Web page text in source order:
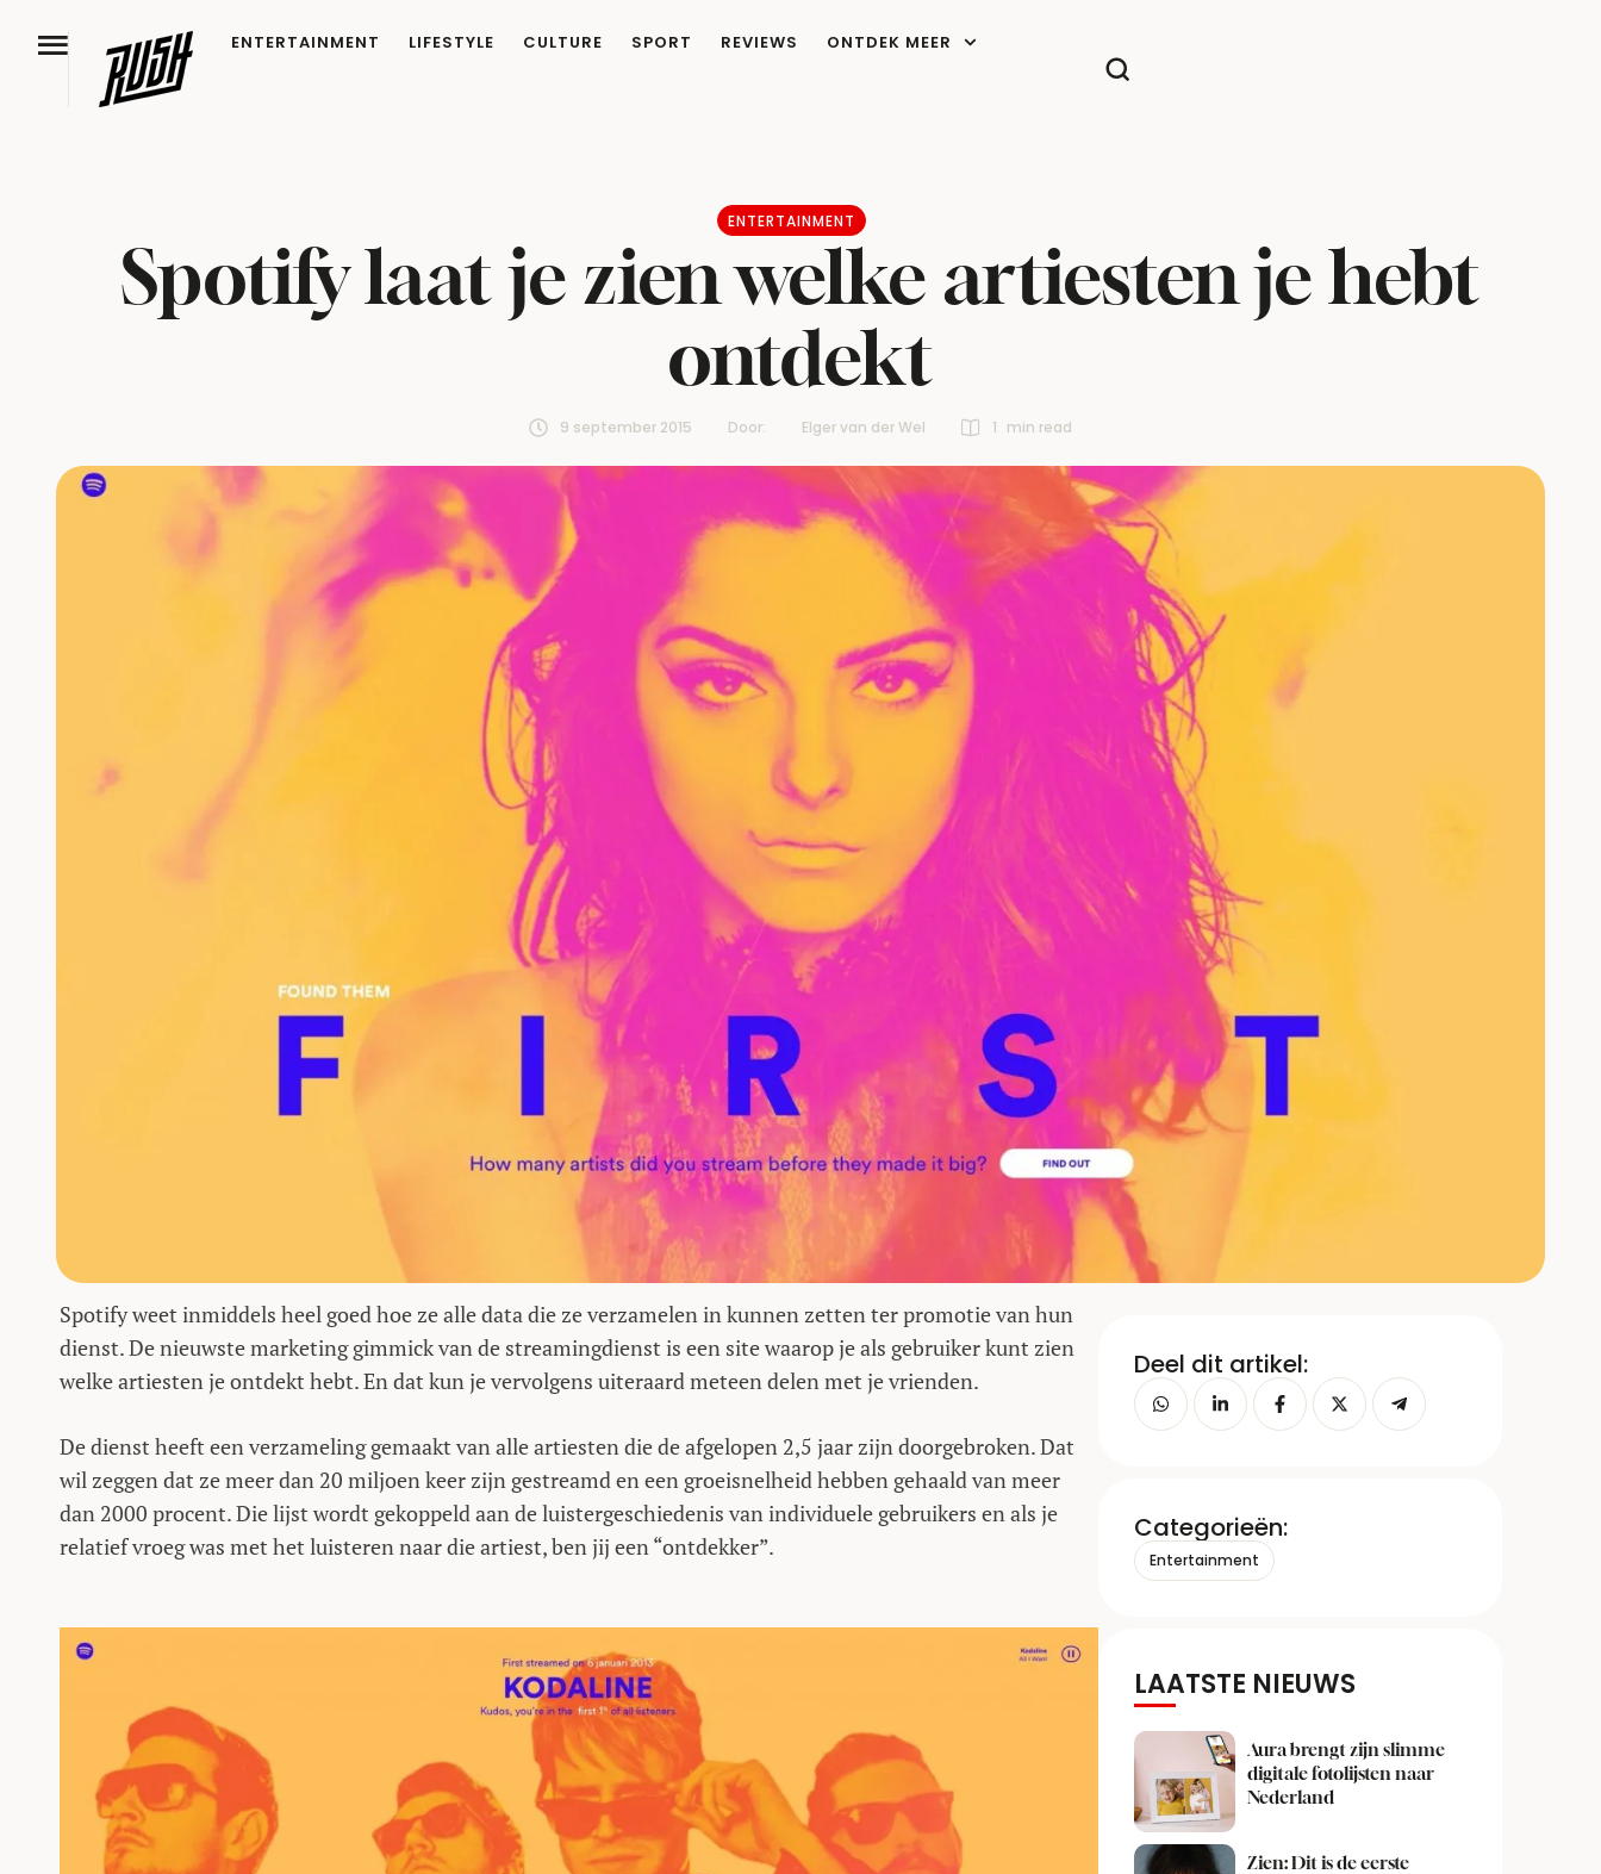
ENTERTAINMENT LIFESTYLE CULTURE SPORT REVIEWS ONTDEK MEER
ENTERTAINMENT
Spotify laat je zien welke artiesten je hebt
ontdekt
9 september 2015 Door: Elger van der Wel 1 min read
Spotify weet inmiddels heel goed hoe ze alle data die ze verzamelen in kunnen zetten ter promotie van hun
dienst. De nieuwste marketing gimmick van de streamingdienst is een site waarop je als gebruiker kunt zien
welke artiesten je ontdekt hebt. En dat kun je vervolgens uiteraard meteen delen met je vrienden.
De dienst heeft een verzameling gemaakt van alle artiesten die de afgelopen 2,5 jaar zijn doorgebroken. Dat
wil zeggen dat ze meer dan 20 miljoen keer zijn gestreamd en een groeisnelheid hebben gehaald van meer
dan 2000 procent. Die lijst wordt gekoppeld aan de luistergeschiedenis van individuele gebruikers en als je
relatief vroeg was met het luisteren naar die artiest, ben jij een “ontdekker”.
Deel dit artikel:
Categorieën:
Entertainment
LAATSTE NIEUWS
Aura brengt zijn slimme
digitale fotolijsten naar
Nederland
Zien: Dit is de eerste